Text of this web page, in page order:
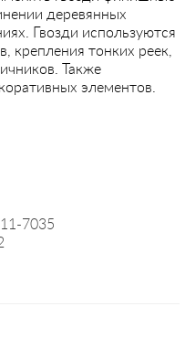
деревянных
Гвозди используются
крепления тонких реек,
Также
элементов.
7035